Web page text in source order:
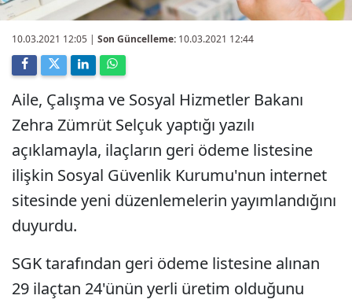
10.03.2021 12:05 | Son Güncelleme: 10.03.2021 12:44
Aile, Çalışma ve Sosyal Hizmetler Bakanı
Zehra Zümrüt Selçuk yaptığı yazılı
açıklamayla, ilaçların geri ödeme listesine
ilişkin Sosyal Güvenlik Kurumu'nun internet
sitesinde yeni düzenlemelerin yayımlandığını
duyurdu.
SGK tarafından geri ödeme listesine alınan
29 ilaçtan 24'ünün yerli üretim olduğunu